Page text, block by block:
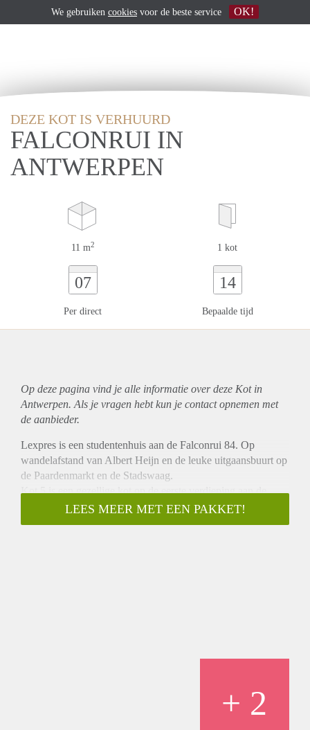
DEZE KOT IS VERHUURD
FALCONRUI IN
ANTWERPEN
11 m2 1 kot
07
Per direct
14
Bepaalde tijd
Op deze pagina vind je alle informatie over deze Kot in
Antwerpen. Als je vragen hebt kun je contact opnemen met
de aanbieder.
Lexpres is een studentenhuis aan de Falconrui 84. Op
wandelafstand van Albert Heijn en de leuke uitgaansbuurt op
de Paardenmarkt en de Stadswaag.
Kot 5 is een gezellige kot op de eerste verdieping aan de
binnenkant van het gebouw. Ze heeft een hoogslaper en
eigen douche cel met lavabo. Je deelt de wc en keuken op de
LEES MEER MET EEN PAKKET!
+ 2
We gebruiken cookies voor de beste service OK!